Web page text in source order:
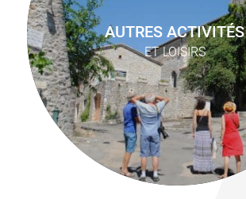
AUTRES ACTIVITÉS
ET LOISIRS